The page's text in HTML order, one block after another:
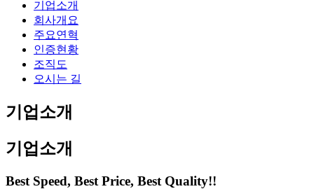
기업소개
회사개요
주요연혁
인증현황
조직도
오시는 길
기업소개
기업소개
Best Speed, Best Price, Best Quality!!